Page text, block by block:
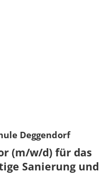
Deggendorf
(m/w/d) für das
Sanierung und